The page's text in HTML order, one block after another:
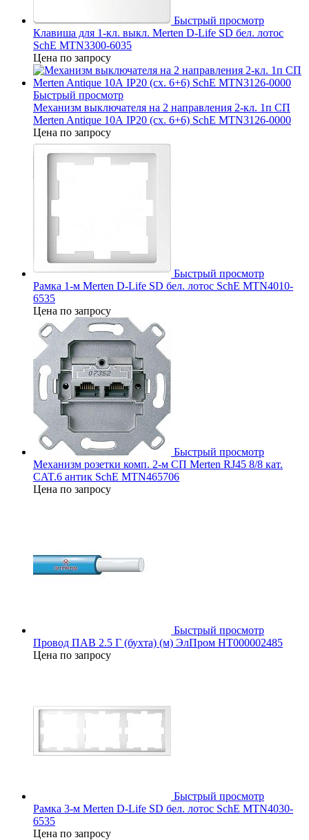
Быстрый просмотр
Клавиша для 1-кл. выкл. Merten D-Life SD бел. лотос
SchE MTN3300-6035
Цена по запросу
Быстрый просмотр
Механизм выключателя на 2 направления 2-кл. 1п СП
Merten Antique 10А IP20 (сх. 6+6) SchE MTN3126-0000
Цена по запросу
Быстрый просмотр
Рамка 1-м Merten D-Life SD бел. лотос SchE MTN4010-
6535
Цена по запросу
Быстрый просмотр
Механизм розетки комп. 2-м СП Merten RJ45 8/8 кат.
CAT.6 антик SchE MTN465706
Цена по запросу
Быстрый просмотр
Провод ПАВ 2.5 Г (бухта) (м) ЭлПром НТ000002485
Цена по запросу
Быстрый просмотр
Рамка 3-м Merten D-Life SD бел. лотос SchE MTN4030-
6535
Цена по запросу